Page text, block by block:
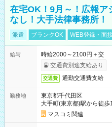
在宅OK！9月～！広報ア
なし！大手法律事務所！
派遣 ブランクOK WEB登録・面
給与
時給2000～2100円＋交
交通費別途支給あり
交通費 通勤交通費支給
勤務地
東京都千代田区
大手町(東京都)駅から徒歩
マスコミ関連